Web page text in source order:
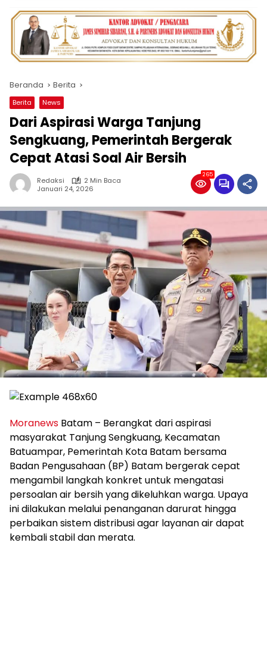
Beranda Berita
Berita News
Dari Aspirasi Warga Tanjung
Sengkuang, Pemerintah Bergerak
Cepat Atasi Soal Air Bersih
Redaksi
2 Min Baca
Januari 24, 2026
265
Moranews Batam – Berangkat dari aspirasi
masyarakat Tanjung Sengkuang, Kecamatan
Batuampar, Pemerintah Kota Batam bersama
Badan Pengusahaan (BP) Batam bergerak cepat
mengambil langkah konkret untuk mengatasi
persoalan air bersih yang dikeluhkan warga. Upaya
ini dilakukan melalui penanganan darurat hingga
perbaikan sistem distribusi agar layanan air dapat
kembali stabil dan merata.